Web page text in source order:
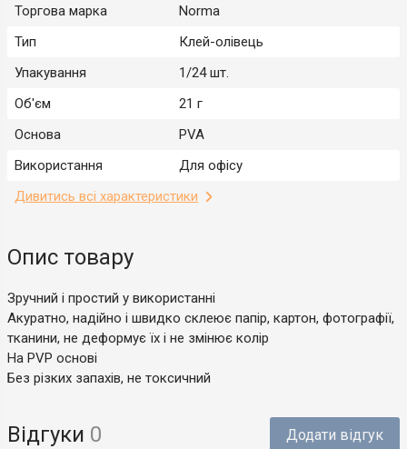
Торгова марка
Norma
Тип
Клей-олівець
Упакування
1/24 шт.
Об'єм
21 г
Основа
PVA
Використання
Для офісу
Дивитись всі характеристики
Опис товару
Зручний і простий у використанні
Акуратно, надійно і швидко склеює папір, картон, фотографії,
тканини, не деформує їх і не змінює колір
На PVP основі
Без різких запахів, не токсичний
Відгуки 0 Додати відгук